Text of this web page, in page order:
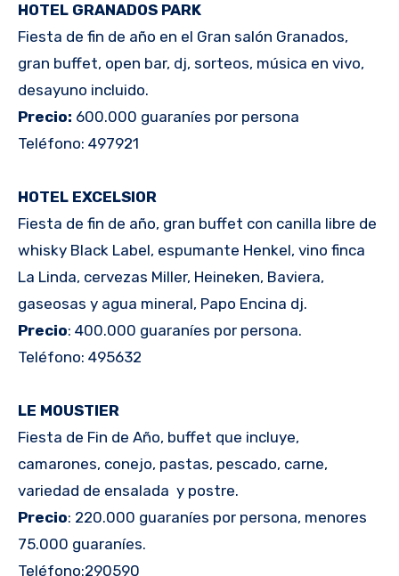
HOTEL GRANADOS PARK
Fiesta de fin de año en el Gran salón Granados,
gran buffet, open bar, dj, sorteos, música en vivo,
desayuno incluido.
Precio: 600.000 guaraníes por persona
Teléfono: 497921
HOTEL EXCELSIOR
Fiesta de fin de año, gran buffet con canilla libre de
whisky Black Label, espumante Henkel, vino finca
La Linda, cervezas Miller, Heineken, Baviera,
gaseosas y agua mineral, Papo Encina dj.
Precio: 400.000 guaraníes por persona.
Teléfono: 495632
LE MOUSTIER
Fiesta de Fin de Año, buffet que incluye,
camarones, conejo, pastas, pescado, carne,
variedad de ensalada y postre.
Precio: 220.000 guaraníes por persona, menores
75.000 guaraníes.
Teléfono:290590